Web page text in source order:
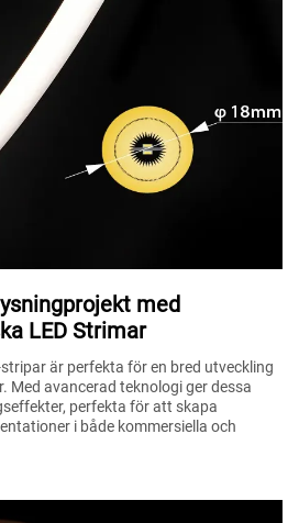
med
LED Strimar
stripar är perfekta för en bred utveckling
Med avancerad teknologi ger dessa
perfekta för att skapa
i både kommersiella och